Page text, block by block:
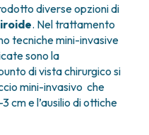
diverse opzioni di
. Nel trattamento
tecniche mini-invasive
sono la
di vista chirurgico si
mini-invasivo che
cm e l’ausilio di ottiche